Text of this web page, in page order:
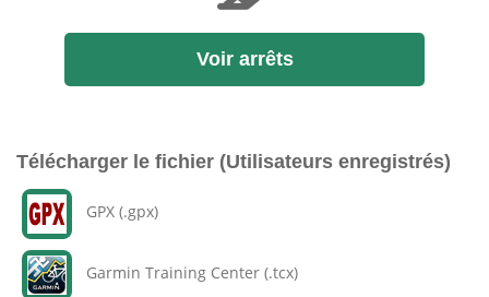
Voir arrêts
Télécharger le fichier (Utilisateurs enregistrés)
GPX (.gpx)
Garmin Training Center (.tcx)